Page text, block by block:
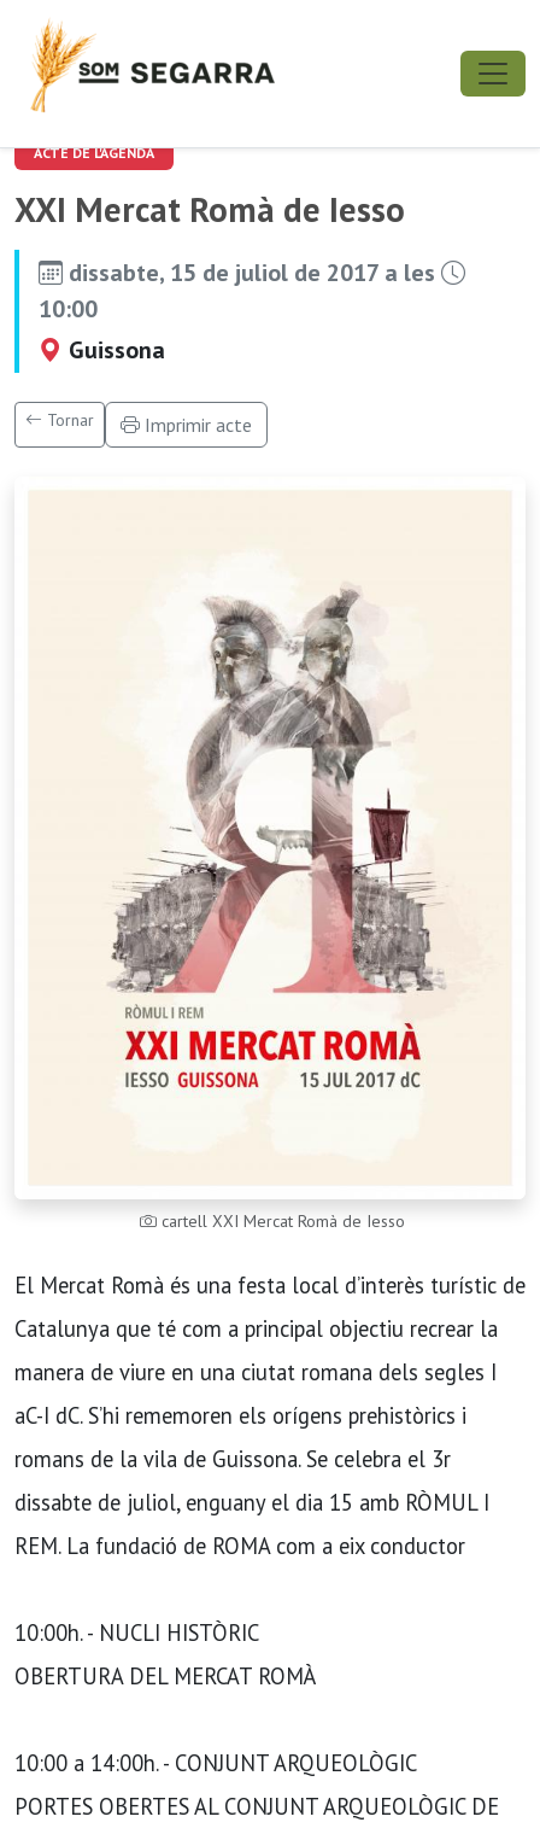
ACTE DE L'AGENDA
XXI Mercat Romà de Iesso
dissabte, 15 de juliol de 2017 a les
10:00
Guissona
Tornar Imprimir acte
cartell XXI Mercat Romà de Iesso
El Mercat Romà és una festa local d’interès turístic de
Catalunya que té com a principal objectiu recrear la
manera de viure en una ciutat romana dels segles I
aC-I dC. S’hi rememoren els orígens prehistòrics i
romans de la vila de Guissona. Se celebra el 3r
dissabte de juliol, enguany el dia 15 amb RÒMUL I
REM. La fundació de ROMA com a eix conductor
10:00h. - NUCLI HISTÒRIC
OBERTURA DEL MERCAT ROMÀ
10:00 a 14:00h. - CONJUNT ARQUEOLÒGIC
PORTES OBERTES AL CONJUNT ARQUEOLÒGIC DE